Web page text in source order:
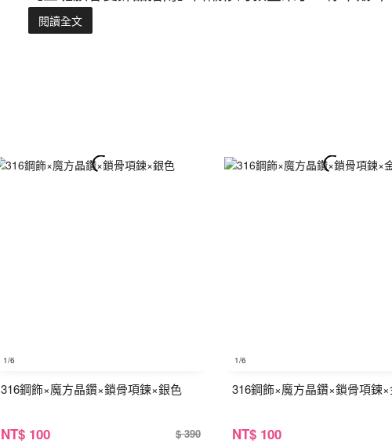
閱讀全文
1/6
316鋼飾×魔方晶鑽×鎖骨項鍊×銀色
NT$ 100 $ 390
1/6
316鋼飾×魔方晶鑽×鎖骨項鍊
NT$ 100